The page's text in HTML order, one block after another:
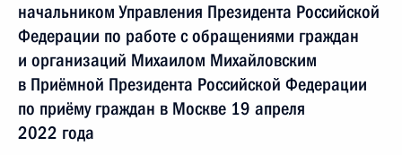
начальником Управления Президента Российской
Федерации по работе с обращениями граждан
и организаций Михаилом Михайловским
в Приёмной Президента Российской Федерации
по приёму граждан в Москве 19 апреля
2022 года